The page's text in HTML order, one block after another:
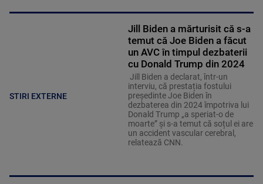
STIRI EXTERNE
Jill Biden a mărturisit că s-a
temut că Joe Biden a făcut
un AVC în timpul dezbaterii
cu Donald Trump din 2024
Jill Biden a declarat, într-un
interviu, că prestația fostului
președinte Joe Biden în
dezbaterea din 2024 împotriva lui
Donald Trump „a speriat-o de
moarte” și s-a temut că soțul ei are
un accident vascular cerebral,
relatează CNN.